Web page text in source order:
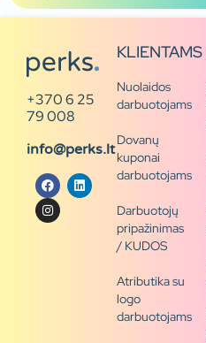
+370 6 25
79 008
info@perks.lt
KLIENTAMS
Nuolaidos
darbuotojams
Dovanų
kuponai
darbuotojams
Darbuotojų
pripažinimas
/ KUDOS
Atributika su
logo
darbuotojams